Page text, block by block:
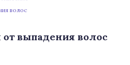
волос
от выпадения волос